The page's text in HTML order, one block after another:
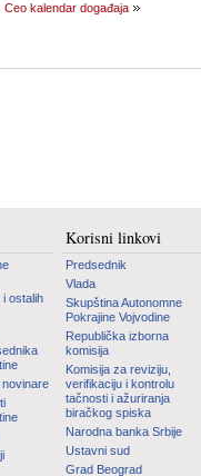
Ceo kalendar događaja
i ostalih
novinare
Korisni linkovi
Predsednik
Vlada
Skupština Autonomne
Pokrajine Vojvodine
Republička izborna
komisija
Komisija za reviziju,
verifikaciju i kontrolu
tačnosti i ažuriranja
biračkog spiska
Narodna banka Srbije
Ustavni sud
Grad Beograd